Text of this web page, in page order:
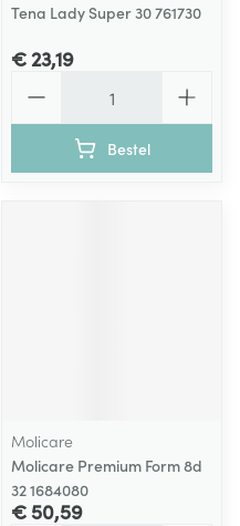
Tena Lady Super 30 761730
€ 23,19
Bestel
Molicare
Molicare Premium Form 8d
32 1684080
€ 50,59